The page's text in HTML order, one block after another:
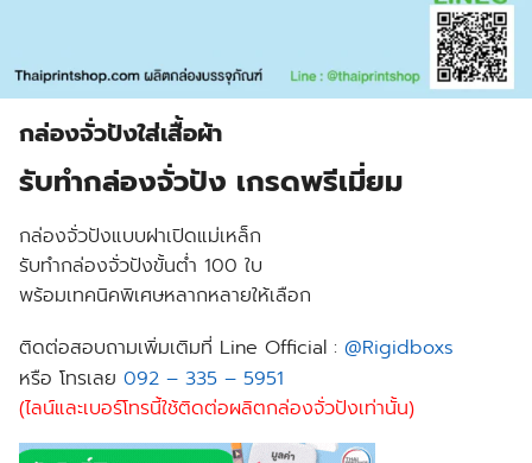
กล่องจั่วปังใส่เสื้อผ้า
รับทำกล่องจั่วปัง เกรดพรีเมี่ยม
กล่องจั่วปังแบบฝาเปิดแม่เหล็ก
รับทำกล่องจั่วปังขั้นต่ำ 100 ใบ
พร้อมเทคนิคพิเศษหลากหลายให้เลือก
ติดต่อสอบถามเพิ่มเติมที่ Line Official : @Rigidboxs
หรือ โทรเลย 092 – 335 – 5951
(ไลน์และเบอร์โทรนี้ใช้ติดต่อผลิตกล่องจั่วปังเท่านั้น)